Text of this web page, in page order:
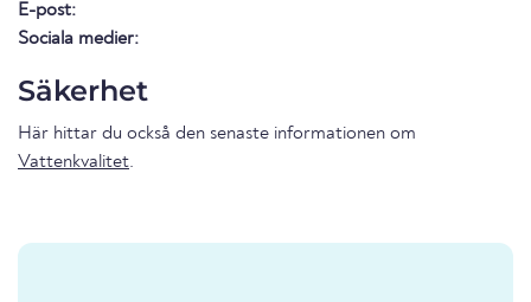
E-post:
Sociala medier:
Säkerhet
Här hittar du också den senaste informationen om
Vattenkvalitet.